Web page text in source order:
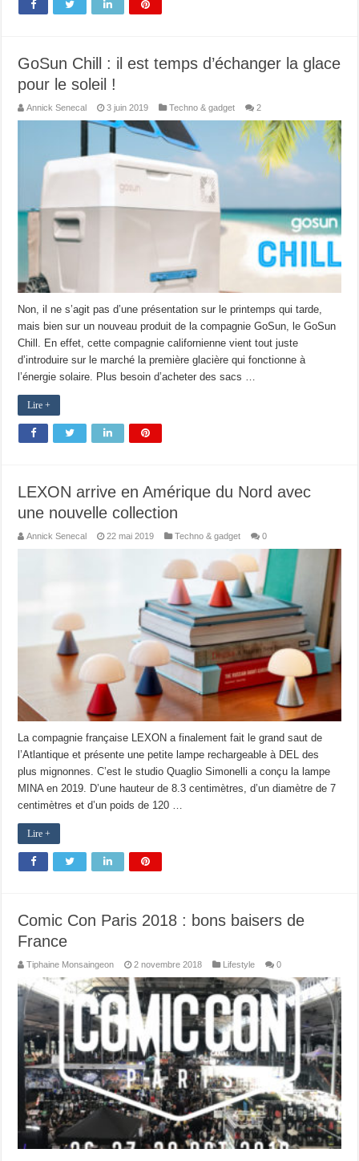
GoSun Chill : il est temps d’échanger la glace
pour le soleil !
Annick Senecal 3 juin 2019 Techno & gadget 2
Non, il ne s’agit pas d’une présentation sur le printemps qui tarde,
mais bien sur un nouveau produit de la compagnie GoSun, le GoSun
Chill. En effet, cette compagnie californienne vient tout juste
d’introduire sur le marché la première glacière qui fonctionne à
l’énergie solaire. Plus besoin d’acheter des sacs …
Lire +
LEXON arrive en Amérique du Nord avec
une nouvelle collection
Annick Senecal 22 mai 2019 Techno & gadget 0
La compagnie française LEXON a finalement fait le grand saut de
l’Atlantique et présente une petite lampe rechargeable à DEL des
plus mignonnes. C’est le studio Quaglio Simonelli a conçu la lampe
MINA en 2019. D’une hauteur de 8.3 centimètres, d’un diamètre de 7
centimètres et d’un poids de 120 …
Lire +
Comic Con Paris 2018 : bons baisers de
France
Tiphaine Monsaingeon 2 novembre 2018 Lifestyle 0